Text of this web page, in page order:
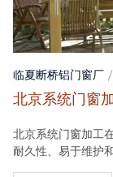
临夏断桥铝门窗厂
北京系统门窗
北京系统门窗加工
耐久性、易于维护